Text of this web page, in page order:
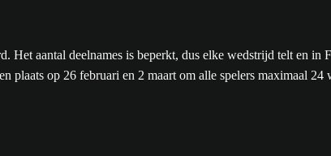
Het aantal deelnames is beperkt, dus elke wedstrijd telt en
plaats op 26 februari en 2 maart om alle spelers maximaal